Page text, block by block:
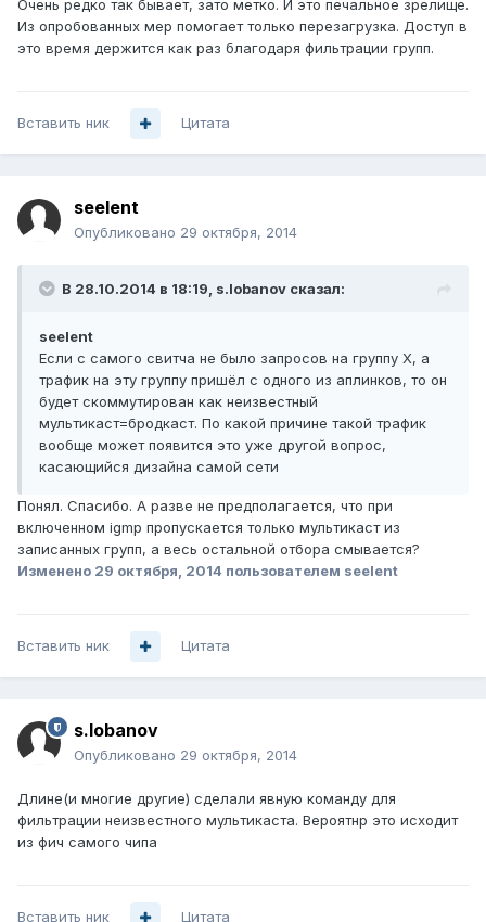
Очень редко так бывает, зато метко. И это печальное зрелище.
Из опробованных мер помогает только перезагрузка. Доступ в
это время держится как раз благодаря фильтрации групп.
Вставить ник Цитата
seelent
Опубликовано 29 октября, 2014
В 28.10.2014 в 18:19, s.lobanov сказал:
seelent
Если с самого свитча не было запросов на группу X, а
трафик на эту группу пришёл с одного из аплинков, то он
будет скоммутирован как неизвестный
мультикаст=бродкаст. По какой причине такой трафик
вообще может появится это уже другой вопрос,
касающийся дизайна самой сети
Понял. Спасибо. А разве не предполагается, что при
включенном igmp пропускается только мультикаст из
записанных групп, а весь остальной отбора смывается?
Изменено 29 октября, 2014 пользователем seelent
Вставить ник Цитата
s.lobanov
Опубликовано 29 октября, 2014
Длине(и многие другие) сделали явную команду для
фильтрации неизвестного мультикаста. Вероятнр это исходит
из фич самого чипа
Вставить ник Цитата